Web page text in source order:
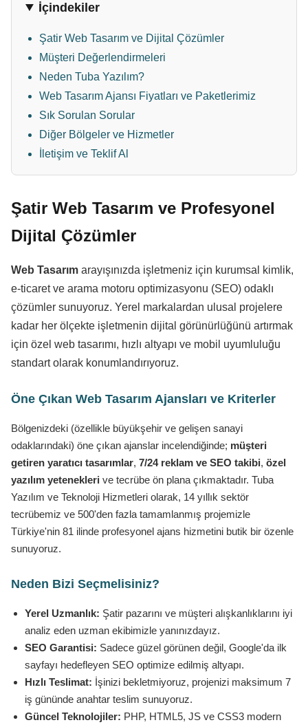
İçindekiler
Şatir Web Tasarım ve Dijital Çözümler
Müşteri Değerlendirmeleri
Neden Tuba Yazılım?
Web Tasarım Ajansı Fiyatları ve Paketlerimiz
Sık Sorulan Sorular
Diğer Bölgeler ve Hizmetler
İletişim ve Teklif Al
Şatir Web Tasarım ve Profesyonel
Dijital Çözümler
Web Tasarım arayışınızda işletmeniz için kurumsal kimlik,
e-ticaret ve arama motoru optimizasyonu (SEO) odaklı
çözümler sunuyoruz. Yerel markalardan ulusal projelere
kadar her ölçekte işletmenin dijital görünürlüğünü artırmak
için özel web tasarımı, hızlı altyapı ve mobil uyumluluğu
standart olarak konumlandırıyoruz.
Öne Çıkan Web Tasarım Ajansları ve Kriterler
Bölgenizdeki (özellikle büyükşehir ve gelişen sanayi
odaklarındaki) öne çıkan ajanslar incelendiğinde; müşteri
getiren yaratıcı tasarımlar, 7/24 reklam ve SEO takibi, özel
yazılım yetenekleri ve tecrübe ön plana çıkmaktadır. Tuba
Yazılım ve Teknoloji Hizmetleri olarak, 14 yıllık sektör
tecrübemiz ve 500'den fazla tamamlanmış projemizle
Türkiye'nin 81 ilinde profesyonel ajans hizmetini butik bir özenle
sunuyoruz.
Neden Bizi Seçmelisiniz?
Yerel Uzmanlık: Şatir pazarını ve müşteri alışkanlıklarını iyi
analiz eden uzman ekibimizle yanınızdayız.
SEO Garantisi: Sadece güzel görünen değil, Google'da ilk
sayfayı hedefleyen SEO optimize edilmiş altyapı.
Hızlı Teslimat: İşinizi bekletmiyoruz, projenizi maksimum 7
iş gününde anahtar teslim sunuyoruz.
Güncel Teknolojiler: PHP, HTML5, JS ve CSS3 modern